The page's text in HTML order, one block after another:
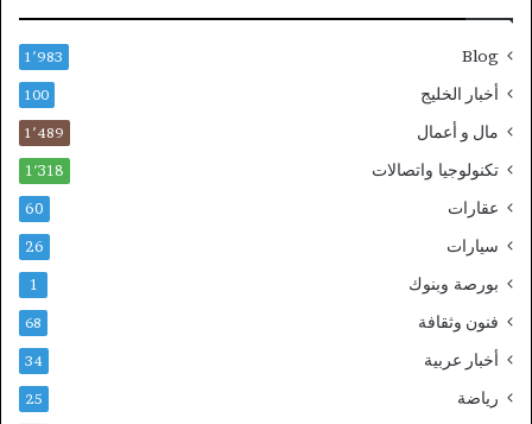
Blog 1٬983
أخبار الخليج 100
مال و أعمال 1٬489
تكنولوجيا واتصالات 1٬318
عقارات 60
سيارات 26
بورصة وبنوك 1
فنون وثقافة 68
أخبار عربية 34
رياضة 25